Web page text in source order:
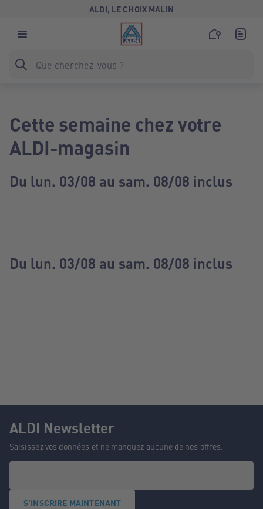
ALDI, LE CHOIX MALIN
Cette semaine chez votre
ALDI-magasin
Du lun. 03/08 au sam. 08/08 inclus
Du lun. 03/08 au sam. 08/08 inclus
ALDI Newsletter
Saisissez vos données et ne manquez aucune de nos offres.
S'INSCRIRE MAINTENANT